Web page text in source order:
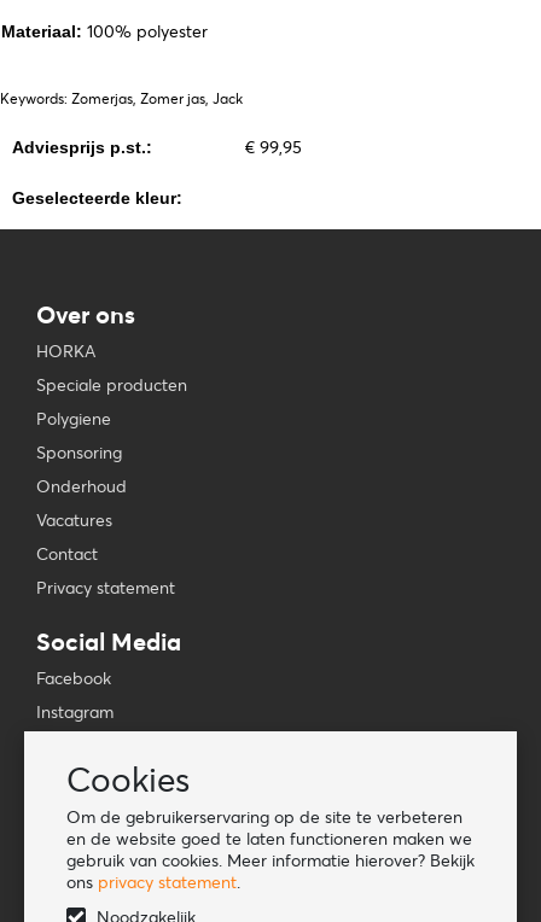
Cookies
Om de gebruikerservaring op de site te verbeteren
en de website goed te laten functioneren maken we
gebruik van cookies. Meer informatie hierover? Bekijk
ons privacy statement.
Noodzakelijk
Materiaal: 100% polyester
Keywords: Zomerjas, Zomer jas, Jack
Adviesprijs p.st.: € 99,95
Geselecteerde kleur:
Over ons
HORKA
Speciale producten
Polygiene
Sponsoring
Onderhoud
Vacatures
Contact
Privacy statement
Social Media
Facebook
Instagram
TikTok
Tools
Lookbook
Nieuwe klant